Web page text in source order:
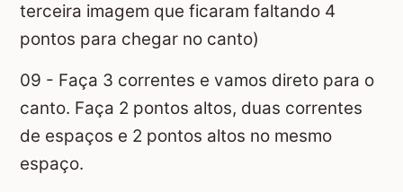
terceira imagem que ficaram faltando 4
pontos para chegar no canto)
09 - Faça 3 correntes e vamos direto para o
canto. Faça 2 pontos altos, duas correntes
de espaços e 2 pontos altos no mesmo
espaço.